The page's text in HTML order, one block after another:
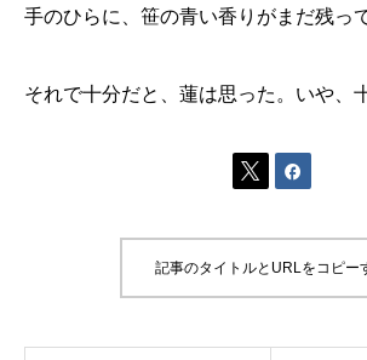
手のひらに、笹の青い香りがまだ残っ
それで十分だと、蓮は思った。いや、
 
記事のタイトルとURLをコピー